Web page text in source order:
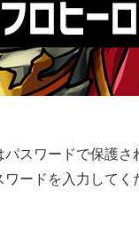
パスワードで保護さ
ードを入力してく